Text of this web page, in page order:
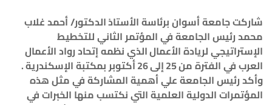
شاركتجامعةأسوانبرئاسةالأستاذالدكتور/أحمدغلاب
محمدرئيسالجامعةفيالمؤتمرالثانيللتخطيط
الإستراتيجيلريادةالأعمال الذينظمهإتحادروادالأعمال
العربفيالفترةمن إلى أكتوبربمكتبةالإسكندرية.
وأكدرئيسالجامعةعليأهميةالمشاركةفيمثلهذه
المؤتمراتالدوليةالعلميةالتينكتسبمنها الخبراتفي